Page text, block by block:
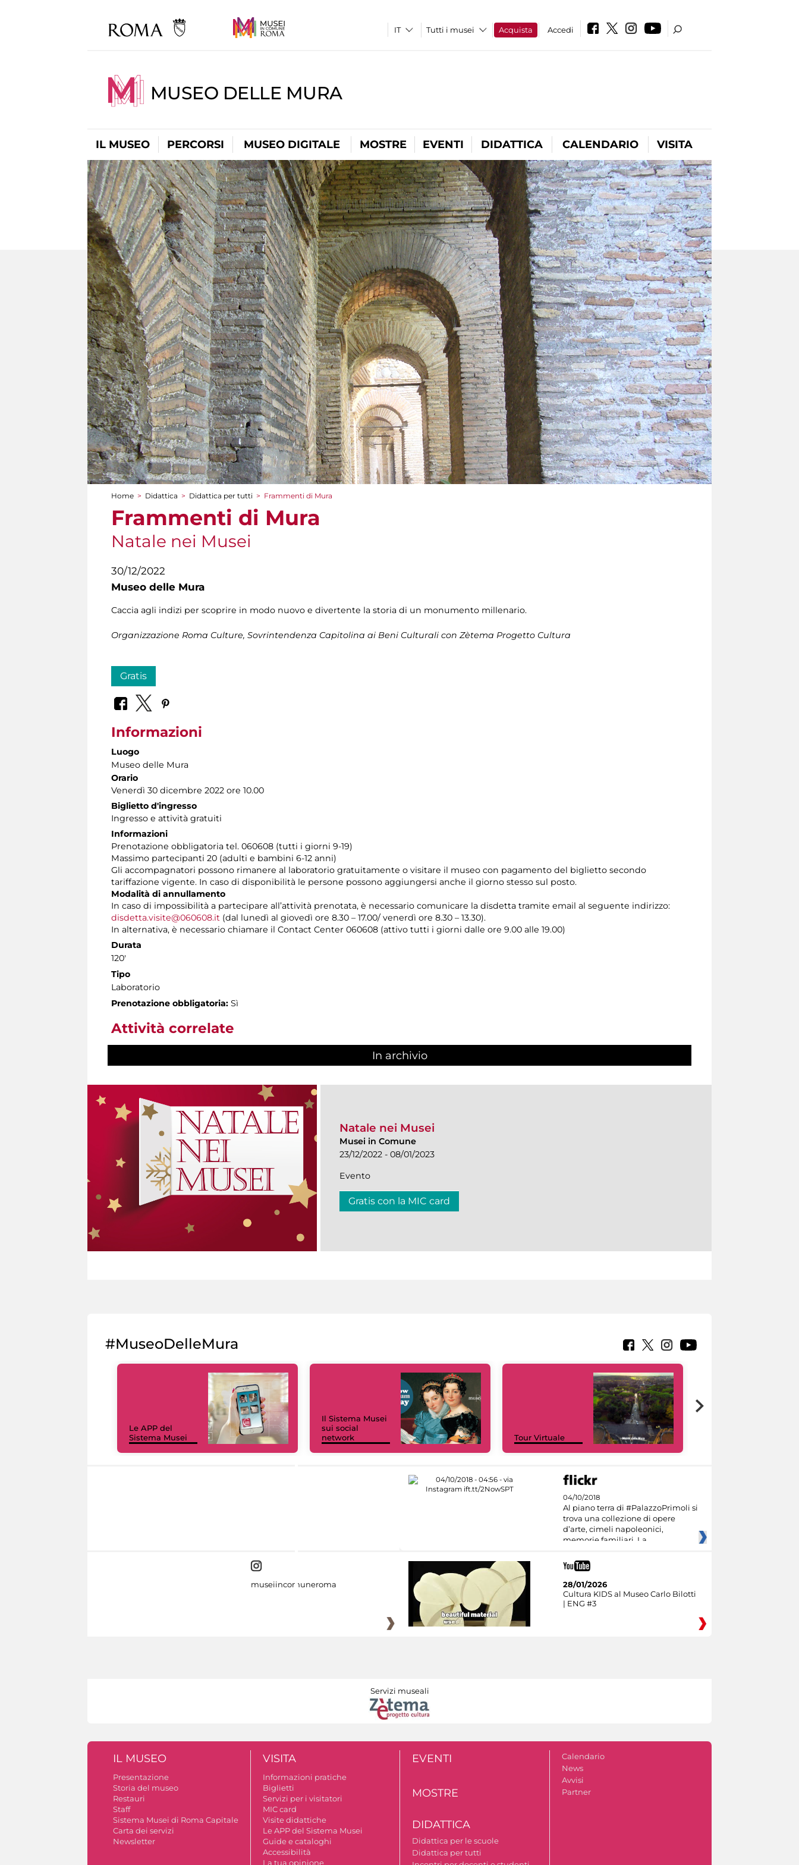
Tutti i musei Acquista Accedi
MUSEO DELLE MURA
IL MUSEO PERCORSI MUSEO DIGITALE MOSTRE EVENTI DIDATTICA CALENDARIO VISITA
Tu sei qui
Home > Didattica > Didattica per tutti > Frammenti di Mura
Frammenti di Mura
Natale nei Musei
30/12/2022
Museo delle Mura
Caccia agli indizi per scoprire in modo nuovo e divertente la storia di un monumento millenario.
Organizzazione Roma Culture, Sovrintendenza Capitolina ai Beni Culturali con Zètema Progetto Cultura
Gratis
Informazioni
Luogo
Museo delle Mura
Orario
Venerdì 30 dicembre 2022 ore 10.00
Biglietto d'ingresso
Ingresso e attività gratuiti
Informazioni
Prenotazione obbligatoria tel. 060608 (tutti i giorni 9-19)
Massimo partecipanti 20 (adulti e bambini 6-12 anni)
Gli accompagnatori possono rimanere al laboratorio gratuitamente o visitare il museo con pagamento del biglietto secondo
tariffazione vigente. In caso di disponibilità le persone possono aggiungersi anche il giorno stesso sul posto.
Modalità di annullamento
In caso di impossibilità a partecipare all’attività prenotata, è necessario comunicare la disdetta tramite email al seguente indirizzo:
disdetta.visite@060608.it (dal lunedì al giovedì ore 8.30 – 17.00/ venerdì ore 8.30 – 13.30).
In alternativa, è necessario chiamare il Contact Center 060608 (attivo tutti i giorni dalle ore 9.00 alle 19.00)
Durata
120'
Tipo
Laboratorio
Prenotazione obbligatoria: Sì
Attività correlate
In archivio
Natale nei Musei
Musei in Comune
23/12/2022 - 08/01/2023
Evento
Gratis con la MIC card
#MuseoDelleMura
Le APP del
Sistema Musei
Il Sistema Musei
sui social
network
Tour Virtuale
04/10/2018
Al piano terra di #PalazzoPrimoli si
trova una collezione di opere
d’arte, cimeli napoleonici,
memorie familiari. La
museiincomuneroma
28/01/2026
Cultura KIDS al Museo Carlo Bilotti
| ENG #3
Servizi museali
IL MUSEO
Presentazione
Storia del museo
Restauri
Staff
Sistema Musei di Roma Capitale
Carta dei servizi
Newsletter
VISITA
Informazioni pratiche
Biglietti
Servizi per i visitatori
MIC card
Visite didattiche
Le APP del Sistema Musei
Guide e cataloghi
Accessibilità
La tua opinione
EVENTI
MOSTRE
DIDATTICA
Didattica per le scuole
Didattica per tutti
Calendario
News
Avvisi
Partner